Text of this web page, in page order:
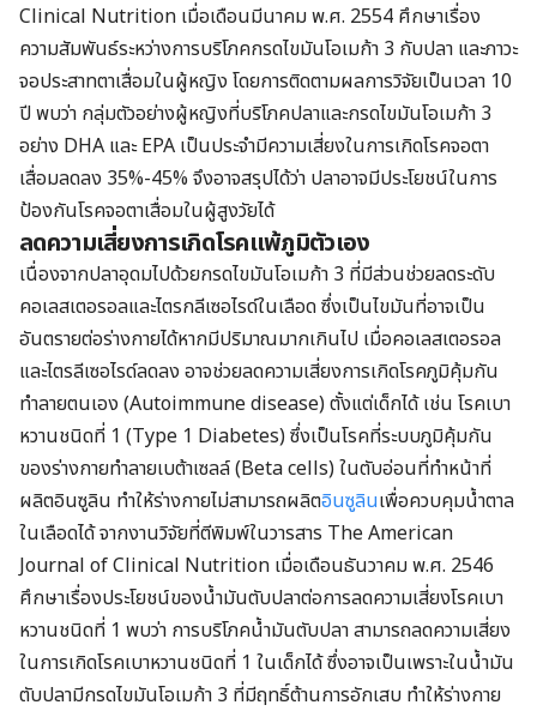
Clinical Nutrition เมื่อเดือนมีนาคม พ.ศ. 2554 ศึกษาเรื่อง
ความสัมพันธ์ระหว่างการบริโภคกรดไขมันโอเมก้า 3 กับปลา และภาวะ
จอประสาทตาเสื่อมในผู้หญิง โดยการติดตามผลการวิจัยเป็นเวลา 10
ปี พบว่า กลุ่มตัวอย่างผู้หญิงที่บริโภคปลาและกรดไขมันโอเมก้า 3
อย่าง DHA และ EPA เป็นประจำมีความเสี่ยงในการเกิดโรคจอตา
เสื่อมลดลง 35%-45% จึงอาจสรุปได้ว่า ปลาอาจมีประโยชน์ในการ
ป้องกันโรคจอตาเสื่อมในผู้สูงวัยได้
ลดความเสี่ยงการเกิดโรคแพ้ภูมิตัวเอง
เนื่องจากปลาอุดมไปด้วยกรดไขมันโอเมก้า 3 ที่มีส่วนช่วยลดระดับ
คอเลสเตอรอลและไตรกลีเซอไรด์ในเลือด ซึ่งเป็นไขมันที่อาจเป็น
อันตรายต่อร่างกายได้หากมีปริมาณมากเกินไป เมื่อคอเลสเตอรอล
และไตรลีเซอไรด์ลดลง อาจช่วยลดความเสี่ยงการเกิดโรคภูมิคุ้มกัน
ทำลายตนเอง (Autoimmune disease) ตั้งแต่เด็กได้ เช่น โรคเบา
หวานชนิดที่ 1 (Type 1 Diabetes) ซึ่งเป็นโรคที่ระบบภูมิคุ้มกัน
ของร่างกายทำลายเบต้าเซลล์ (Beta cells) ในตับอ่อนที่ทำหน้าที่
ผลิตอินซูลิน ทำให้ร่างกายไม่สามารถผลิตอินซูลินเพื่อควบคุมน้ำตาล
ในเลือดได้ จากงานวิจัยที่ตีพิมพ์ในวารสาร The American
Journal of Clinical Nutrition เมื่อเดือนธันวาคม พ.ศ. 2546
ศึกษาเรื่องประโยชน์ของน้ำมันตับปลาต่อการลดความเสี่ยงโรคเบา
หวานชนิดที่ 1 พบว่า การบริโภคน้ำมันตับปลา สามารถลดความเสี่ยง
ในการเกิดโรคเบาหวานชนิดที่ 1 ในเด็กได้ ซึ่งอาจเป็นเพราะในน้ำมัน
ตับปลามีกรดไขมันโอเมก้า 3 ที่มีฤทธิ์ต้านการอักเสบ ทำให้ร่างกาย